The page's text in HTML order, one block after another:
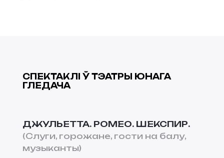
СПЕКТАКЛI Ў ТЭАТРЫ ЮНАГА
ГЛЕДАЧА
ДЖУЛЬЕТТА. РОМЕО. ШЕКСПИР.
Слуги, горожане, гости на балу,
музыканты